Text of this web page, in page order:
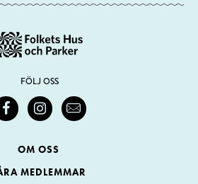
FÖLJ OSS
OM OSS
MEDLEMMAR